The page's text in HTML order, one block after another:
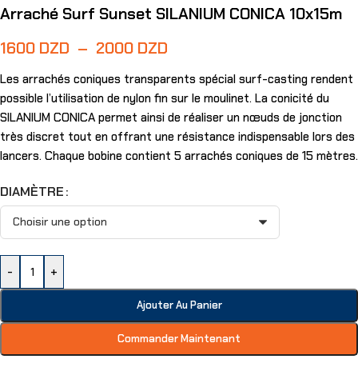
Arraché Surf Sunset SILANIUM CONICA 10x15m
1600 DZD – 2000 DZD
Les arrachés coniques transparents spécial surf-casting rendent
possible l’utilisation de nylon fin sur le moulinet. La conicité du
SILANIUM CONICA permet ainsi de réaliser un nœuds de jonction
très discret tout en offrant une résistance indispensable lors des
lancers. Chaque bobine contient 5 arrachés coniques de 15 mètres.
DIAMÈTRE
- +
Ajouter Au Panier
Commander Maintenant